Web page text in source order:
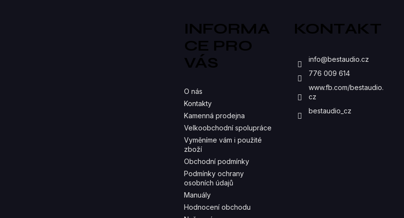
INFORMA
CE PRO
VÁS
O nás
Kontakty
Kamenná prodejna
Velkoobchodní spolupráce
Vyměníme vám i použité
zboží
Obchodní podmínky
Podmínky ochrany
osobních údajů
Manuály
Hodnocení obchodu
KONTAKT
info@bestaudio.cz
776 009 614
www.fb.com/bestaudio.
cz
bestaudio_cz